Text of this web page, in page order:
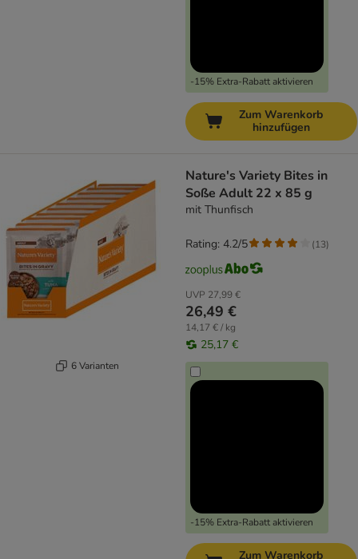
-15% Extra-Rabatt aktivieren
Zum Warenkorb
hinzufügen
6 Varianten
Nature's Variety Bites in
Soße Adult 22 x 85 g
mit Thunfisch
UVP 27,99 €
26,49 €
14,17 € / kg
25,17 €
-15% Extra-Rabatt aktivieren
Rating: 4.2/5 (13)
Zum Warenkorb